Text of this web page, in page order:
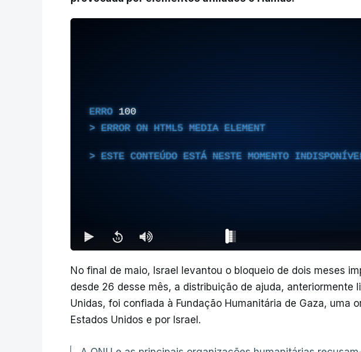
ERRO 100
ERROR ON HTML5 MEDIA ELEMENT
ESTE CONTEÚDO ESTÁ NESTE MOMENTO
No final de maio, Israel levantou o bloqueio de dois meses
desde 26 desse mês, a distribuição de ajuda, anteriormente
Unidas, foi confiada à Fundação Humanitária de Gaza, uma
Estados Unidos e por Israel.